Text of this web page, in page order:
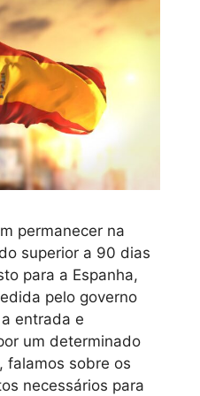
permanecer na
superior a 90 dias
para a Espanha,
pelo governo
entrada e
um determinado
sobre os
necessários para